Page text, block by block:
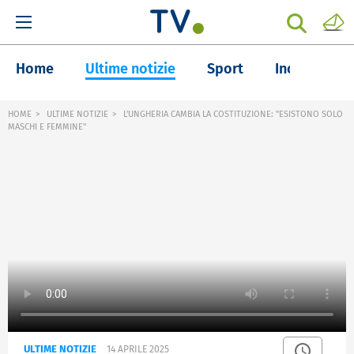
Home Ultime notizie Sport Inchieste
HOME ULTIME NOTIZIE
L'UNGHERIA CAMBIA LA COSTITUZIONE: "ESISTONO SOLO
MASCHI E FEMMINE"
ULTIME NOTIZIE 14 APRILE 2025